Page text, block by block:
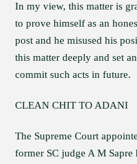
In my view, this matter is
to prove himself as an
post and he misused his
this matter deeply and set
commit such acts in future.
CLEAN CHIT TO ADANI
The Supreme Court
former SC judge A M Sapre